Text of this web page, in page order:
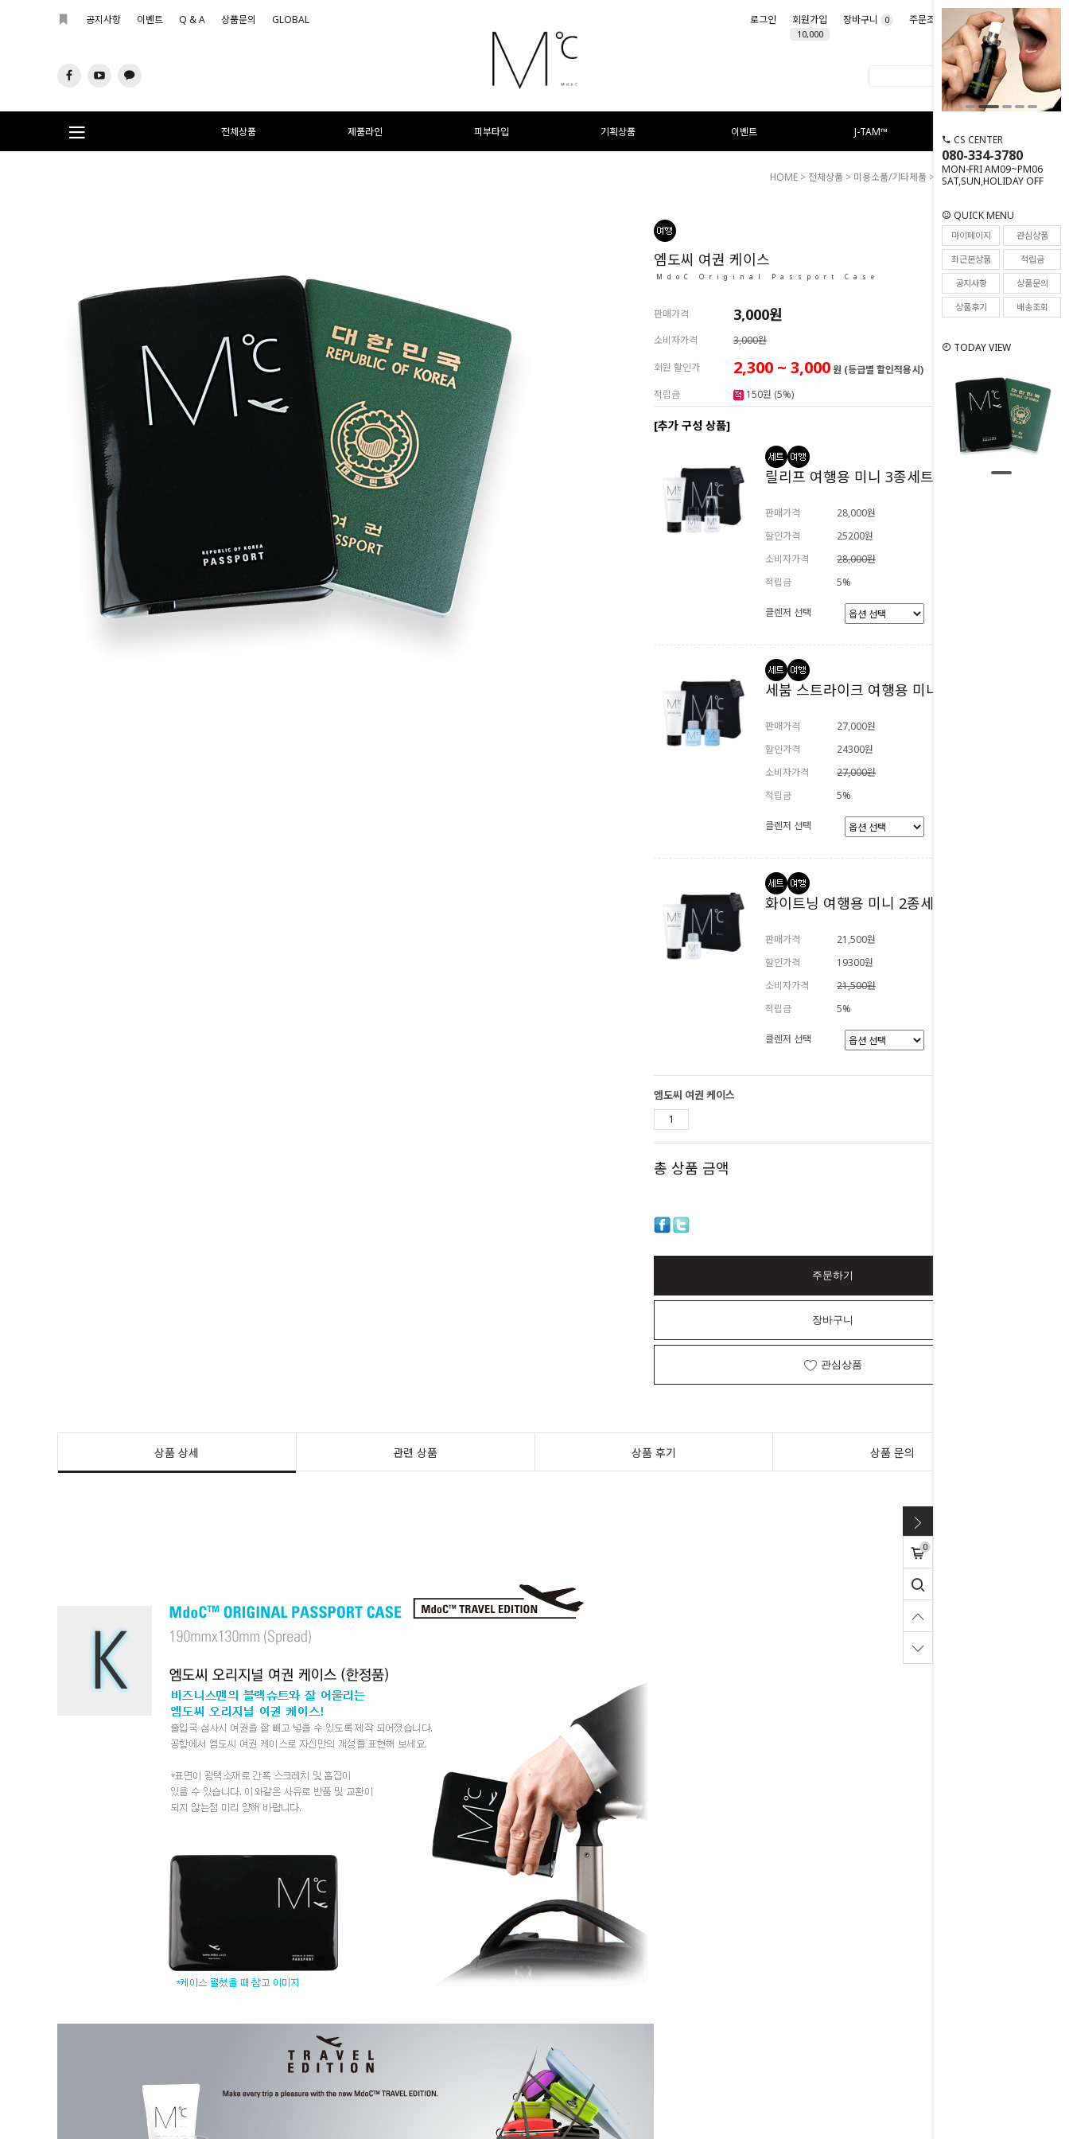
공지사항 이벤트 Q & A 상품문의 GLOBAL 로그인 회원가입
10,000
장바구니 0 주문조회 마이페이지
전체상품 제품라인 피부타입 기획상품 이벤트 J-TAM™
CS CENTER
080-334-3780
MON-FRI AM09~PM06
SAT,SUN,HOLIDAY OFF
QUICK MENU
마이페이지
관심상품
최근본상품
적립금
공지사항
상품문의
상품후기
배송조회
TODAY VIEW
0
HOME > 전체상품 > 미용소품/기타제품 > 엠도씨 여권 케이스
6
엠도씨 여권 케이스
MdoC Original Passport Case
판매가격 3,000원
소비자가격
3,000원
회원 할인가
2,300 ~ 3,000원 (등급별 할인적용시)
적립금
150원 (5%)
[추가 구성 상품]
릴리프 여행용 미니 3종세트
판매가격
28,000원
할인가격
25200원
소비자가격
28,000원
적립금
5%
클렌저 선택
세붐 스트라이크 여행용 미니 3종세트
판매가격
27,000원
할인가격
24300원
소비자가격
27,000원
적립금
5%
클렌저 선택
화이트닝 여행용 미니 2종세트
판매가격
21,500원
할인가격
19300원
소비자가격
21,500원
적립금
5%
클렌저 선택
엠도씨 여권 케이스
총 상품 금액
주문하기
장바구니
관심상품
상품 상세 관련 상품 상품 후기 상품 문의